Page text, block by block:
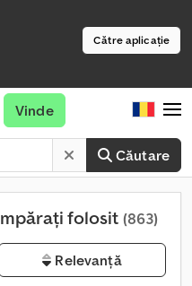
Către aplicație
Căutare
Vinde
folosit (863)
Relevanță